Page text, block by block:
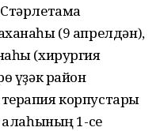
(9 апрелдән),
(хирургия
үҙәк район
корпустары
1-се